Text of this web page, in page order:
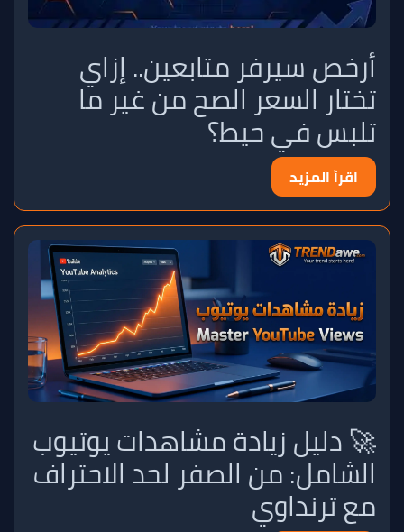
أرخص سيرفر متابعين.. إزاي
تختار السعر الصح من غير ما
تلبس في حيط؟
اقرأ المزيد
🚀 دليل زيادة مشاهدات يوتيوب
الشامل: من الصفر لحد الاحتراف
مع ترنداوي